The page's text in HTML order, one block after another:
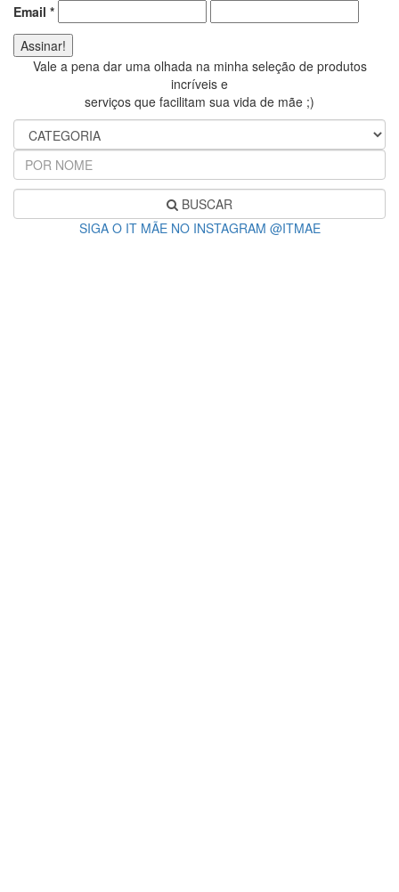
Email *
Vale a pena dar uma olhada na minha seleção de produtos
incríveis e
serviços que facilitam sua vida de mãe ;)
BUSCAR
SIGA O IT MÃE NO INSTAGRAM @ITMAE